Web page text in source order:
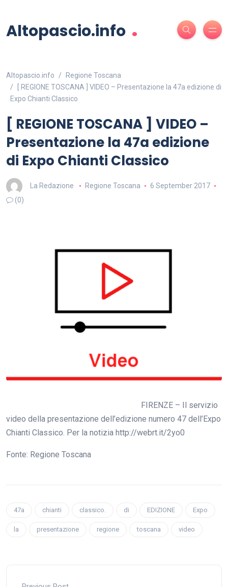
Altopascio.info .
Altopascio.info
Regione Toscana
[ REGIONE TOSCANA ] VIDEO – Presentazione la 47a edizione di
Expo Chianti Classico
[ REGIONE TOSCANA ] VIDEO –
Presentazione la 47a edizione
di Expo Chianti Classico
La Redazione Regione Toscana
6 September 2017
(0)
FIRENZE – Il servizio
video della presentazione dell’edizione numero 47 dell’Expo
Chianti Classico. Per la notizia http://webrt.it/2yo0
Fonte: Regione Toscana
47a chianti classico. di EDIZIONE Expo
la presentazione regione toscana video